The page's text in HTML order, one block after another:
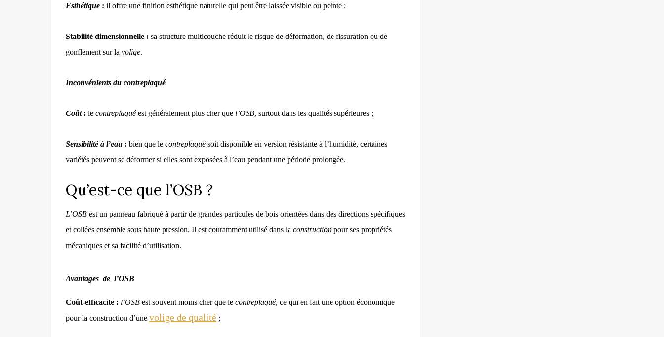
Esthétique : il offre une finition esthétique naturelle qui peut être laissée visible ou peinte ;
Stabilité dimensionnelle : sa structure multicouche réduit le risque de déformation, de fissuration ou de
gonflement sur la volige.
Inconvénients du contreplaqué
Coût: le contreplaquéest généralement plus cher que l’OSB, surtout dans les qualités supérieures ;
Sensibilité à l’eau : bien que le contreplaquésoit disponible en version résistante à l’humidité, certaines
variétés peuvent se déformer si elles sont exposées à l’eau pendant une période prolongée.
Qu’est-ce que l’OSB ?
L’OSB est un panneau fabriqué à partir de grandes particules de bois orientées dans des directions spécifiques
et collées ensemble sous haute pression. Il est couramment utilisé dans la construction pour ses propriétés
mécaniques et sa facilité d’utilisation.
Avantages de l’OSB
Coût-efficacité : l’OSB est souvent moins cher que le contreplaqué, ce qui en fait une option économique
pour la construction d’une volige de qualité ;